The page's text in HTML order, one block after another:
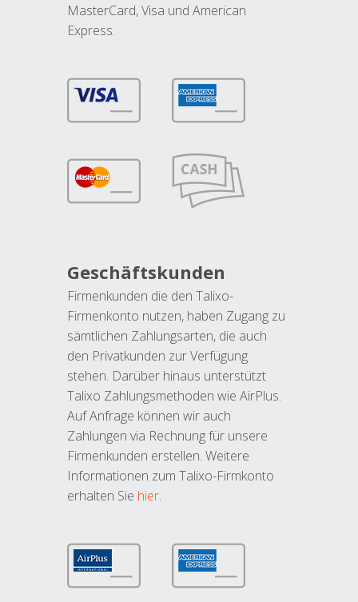
MasterCard, Visa und American
Express.
Geschäftskunden
Firmenkunden die den Talixo-
Firmenkonto nutzen, haben Zugang zu
sämtlichen Zahlungsarten, die auch
den Privatkunden zur Verfügung
stehen. Darüber hinaus unterstützt
Talixo Zahlungsmethoden wie AirPlus.
Auf Anfrage können wir auch
Zahlungen via Rechnung für unsere
Firmenkunden erstellen. Weitere
Informationen zum Talixo-Firmkonto
erhalten Sie hier.